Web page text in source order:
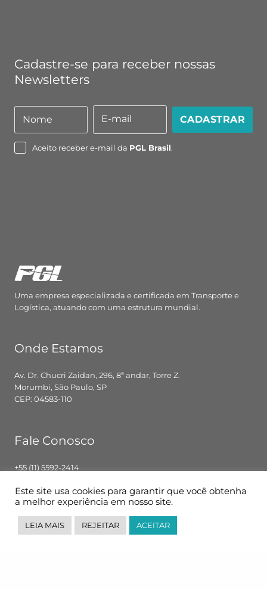
Cadastre-se para receber nossas
Newsletters
Nome
Nome
mail
E-mail CADASTRAR
Aceito receber e-mail da PGL Brasil.
Uma empresa especializada e certificada em Transporte e
Logística, atuando com uma estrutura mundial.
Onde Estamos
Av. Dr. Chucri Zaidan, 296, 8ª andar, Torre Z.
Morumbi, São Paulo, SP
CEP: 04583-110
Fale Conosco
+55 (11) 5592-2414
Segunda – Sexta: 8h00 – 18h00
Siga-nos
Este site usa cookies para garantir que você obtenha
a melhor experiência em nosso site.
LEIA MAIS REJEITAR ACEITAR